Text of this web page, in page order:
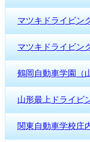
マツキドライビン
マツキドライビン
鶴岡自動車学園（
山形最上ドライビ
関東自動車学校庄